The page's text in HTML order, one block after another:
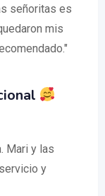
señoritas es
mis
Mari y las
y